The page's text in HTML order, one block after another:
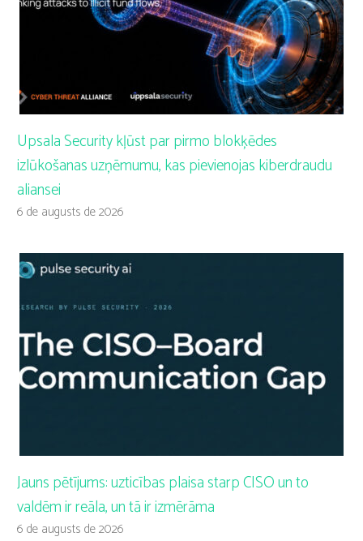
Upsala Security kļūst par pirmo blokķēdes
izlūkošanas uzņēmumu, kas pievienojas kiberdraudu
aliansei
6 de augusts de 2026
Jauns pētījums: uzticības plaisa starp CISO un to
valdēm ir reāla, un tā ir izmērāma
6 de augusts de 2026